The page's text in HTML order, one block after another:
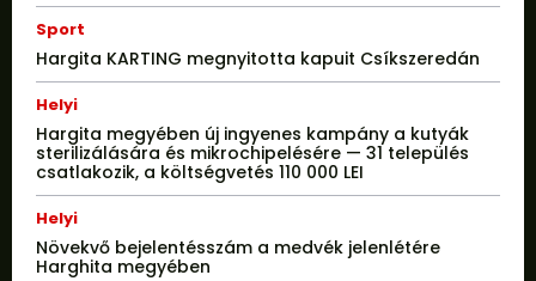
Sport
Hargita KARTING megnyitotta kapuit Csíkszeredán
Helyi
Hargita megyében új ingyenes kampány a kutyák
sterilizálására és mikrochipelésére — 31 település
csatlakozik, a költségvetés 110 000 LEI
Helyi
Növekvő bejelentésszám a medvék jelenlétére
Harghita megyében